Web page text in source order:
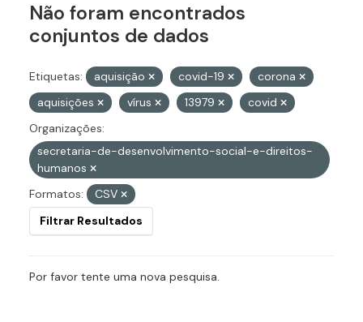
Não foram encontrados
conjuntos de dados
Etiquetas: aquisição covid-19
corona
aquisições
vírus 13979
covid
Organizações:
secretaria-de-desenvolvimento-social-e-direitos-
humanos
Formatos:
CSV
Filtrar Resultados
Por favor tente uma nova pesquisa.